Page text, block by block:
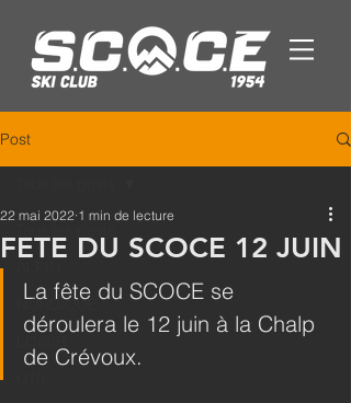
Post
NORDIQUE
FETE DU SCOCE 12 JUIN
22 mai 2022 1 min de lecture
La fête du SCOCE se
déroulera le 12 juin à la Chalp
de Crévoux.